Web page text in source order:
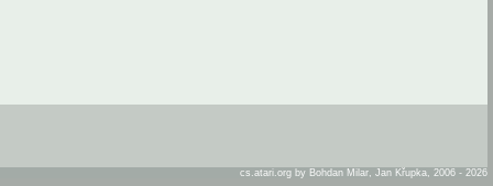
cs.atari.org by Bohdan Milar, Jan Křupka, 2006 - 2026